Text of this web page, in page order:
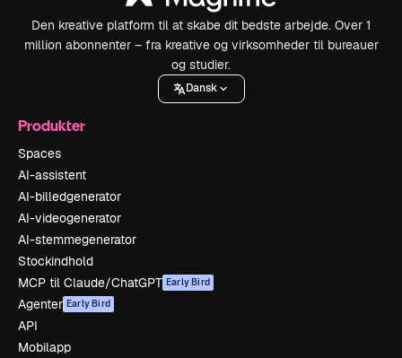
Den kreative platform til at skabe dit bedste arbejde. Over 1
million abonnenter – fra kreative og virksomheder til bureauer
og studier.
Dansk
Produkter
Spaces
AI-assistent
AI-billedgenerator
AI-videogenerator
AI-stemmegenerator
Stockindhold
MCP til Claude/ChatGPT Early Bird
Agenter Early Bird
API
Mobilapp